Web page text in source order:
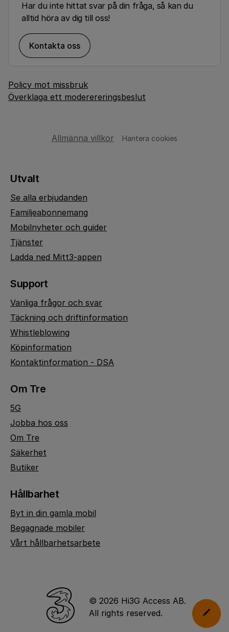
Har du inte hittat svar på din fråga, så kan du
alltid höra av dig till oss!
Kontakta oss
Policy mot missbruk
Överklaga ett moderereringsbeslut
Allmänna villkor Hantera cookies
Utvalt
Se alla erbjudanden
Familjeabonnemang
Mobilnyheter och guider
Tjänster
Ladda ned Mitt3-appen
Support
Vanliga frågor och svar
Täckning och driftinformation
Whistleblowing
Köpinformation
Kontaktinformation - DSA
Om Tre
5G
Jobba hos oss
Om Tre
Säkerhet
Butiker
Hållbarhet
Byt in din gamla mobil
Begagnade mobiler
Vårt hållbarhetsarbete
© 2026 Hi3G Access AB.
All rights reserved.